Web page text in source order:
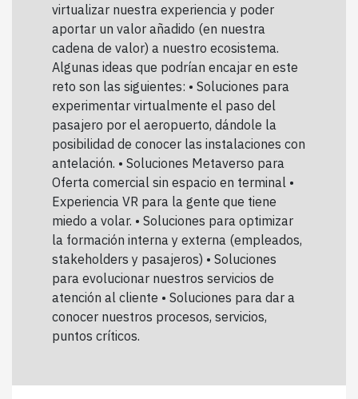
virtualizar nuestra experiencia y poder
aportar un valor añadido (en nuestra
cadena de valor) a nuestro ecosistema.
Algunas ideas que podrían encajar en este
reto son las siguientes: • Soluciones para
experimentar virtualmente el paso del
pasajero por el aeropuerto, dándole la
posibilidad de conocer las instalaciones con
antelación. • Soluciones Metaverso para
Oferta comercial sin espacio en terminal •
Experiencia VR para la gente que tiene
miedo a volar. • Soluciones para optimizar
la formación interna y externa (empleados,
stakeholders y pasajeros) • Soluciones
para evolucionar nuestros servicios de
atención al cliente • Soluciones para dar a
conocer nuestros procesos, servicios,
puntos críticos.